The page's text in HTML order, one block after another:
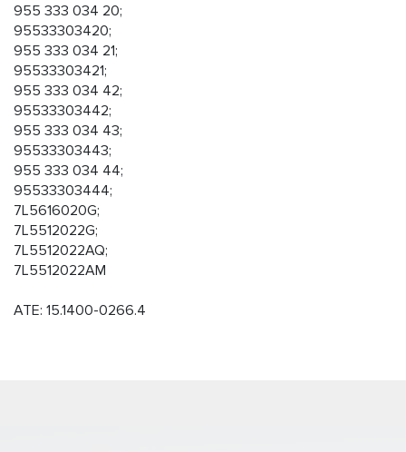
955 333 034 20;
95533303420;
955 333 034 21;
95533303421;
955 333 034 42;
95533303442;
955 333 034 43;
95533303443;
955 333 034 44;
95533303444;
7L5616020G;
7L5512022G;
7L5512022AQ;
7L5512022AM
ATE: 15.1400-0266.4